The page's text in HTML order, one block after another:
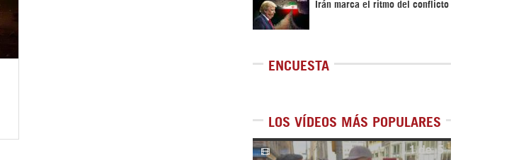
Irán marca el ritmo del conflicto
ENCUESTA
LOS VÍDEOS MÁS POPULARES
1de5